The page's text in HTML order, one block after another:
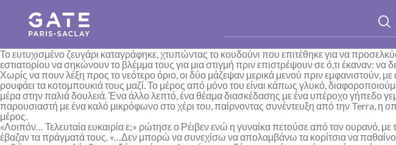
Το ευτυχισμένο ζευγάρι καταγράφηκε, χτυπώντας το κουδούνι που επιτέθηκε για να
εστιατορίου να σηκώνουν το βλέμμα τους για μια στιγμή πριν επιστρέψουν σε ό,τι έκαναν:
Χωρίς να πουν λέξη προς το νεότερο όριο, οι δύο μάζεψαν μερικά μενού πριν εμφανιστούν,
ρουφάει τα κοτομπουκιά τους μαζί. Το μέρος από μόνο του είναι κάπως γλυκό,
μέρα στην παλιά δουλειά. Ένα άλλο λεπτό, ένα θέαμα διασκέδασης με ένα υπέροχο γήπεδο
παρουσιαστή με ένα καλό μικρόφωνο στο χέρι του, παίρνοντας συνέντευξη από την Terra, η
μέρος.
«Λοιπόν… Τελευταία ευκαιρία ε;» ρώτησε ο Ρέιβεν ενώ η γυναίκα πετούσε από τον ουρανό, με
έβαζαν τα πράγματά τους. «…Δεν μπορώ να συνεχίσω να απολαμβάνω τα κορίτσια να